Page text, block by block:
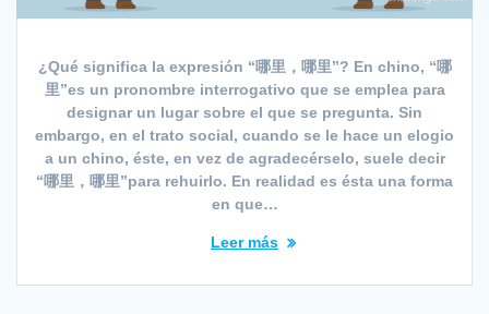
¿Qué significa la expresión “哪里，哪里”? En chino, “哪
里”es un pronombre interrogativo que se emplea para
designar un lugar sobre el que se pregunta. Sin
embargo, en el trato social, cuando se le hace un elogio
a un chino, éste, en vez de agradecérselo, suele decir
“哪里，哪里”para rehuirlo. En realidad es ésta una forma
en que…
Leer más